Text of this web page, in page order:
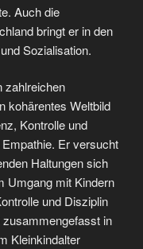
Auch die
bringt er in den
Sozialisation.
zahlreichen
kohärentes Weltbild
Kontrolle und
Er versucht
Haltungen sich
Umgang mit Kindern
und Disziplin
zusammengefasst in
Kleinkindalter